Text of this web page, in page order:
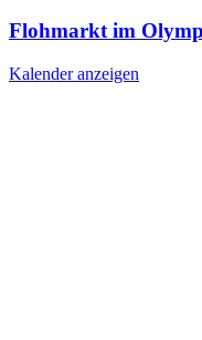
Flohmarkt im
Kalender anzeigen